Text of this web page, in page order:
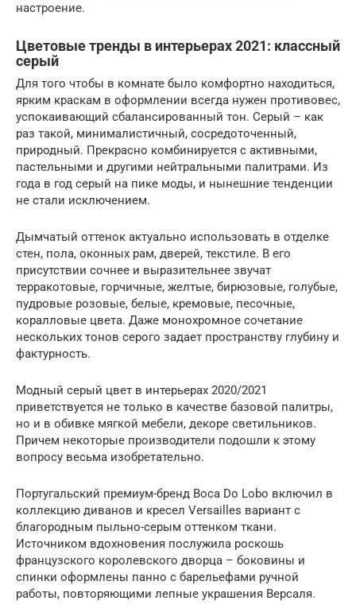
настроение.
Цветовые тренды в интерьерах 2021: классный
серый
Для того чтобы в комнате было комфортно находиться,
ярким краскам в оформлении всегда нужен противовес,
успокаивающий сбалансированный тон. Серый – как
раз такой, минималистичный, сосредоточенный,
природный. Прекрасно комбинируется с активными,
пастельными и другими нейтральными палитрами. Из
года в год серый на пике моды, и нынешние тенденции
не стали исключением.
Дымчатый оттенок актуально использовать в отделке
стен, пола, оконных рам, дверей, текстиле. В его
присутствии сочнее и выразительнее звучат
терракотовые, горчичные, желтые, бирюзовые, голубые,
пудровые розовые, белые, кремовые, песочные,
коралловые цвета. Даже монохромное сочетание
нескольких тонов серого задает пространству глубину и
фактурность.
Модный серый цвет в интерьерах 2020/2021
приветствуется не только в качестве базовой палитры,
но и в обивке мягкой мебели, декоре светильников.
Причем некоторые производители подошли к этому
вопросу весьма изобретательно.
Португальский премиум-бренд Boca Do Lobo включил в
коллекцию диванов и кресел Versailles вариант с
благородным пыльно-серым оттенком ткани.
Источником вдохновения послужила роскошь
французского королевского дворца – боковины и
спинки оформлены панно с барельефами ручной
работы, повторяющими лепные украшения Версаля.